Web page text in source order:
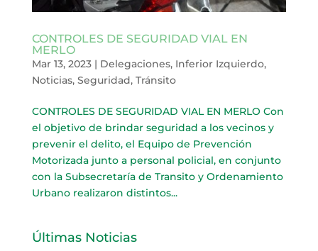
CONTROLES DE SEGURIDAD VIAL EN
MERLO
Mar 13, 2023| Delegaciones, Inferior Izquierdo,
Noticias, Seguridad, Tránsito
CONTROLES DE SEGURIDAD VIAL EN MERLO Con
el objetivo de brindar seguridad a los vecinos y
prevenir el delito, el Equipo de Prevención
Motorizada junto a personal policial, en conjunto
con la Subsecretaría de Transito y Ordenamiento
Urbano realizaron distintos...
Últimas Noticias